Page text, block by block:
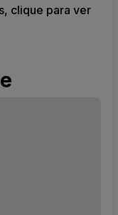
clique para ver